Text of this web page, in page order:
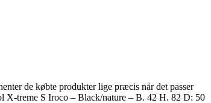
de købte produkter lige præcis når det passer
X-treme S Iroco – Black/nature – B. 42 H. 82 D: 50